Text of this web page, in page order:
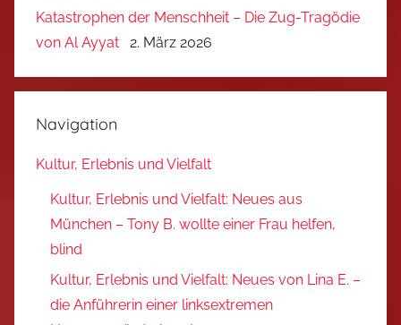
Katastrophen der Menschheit – Die Zug-Tragödie
von Al Ayyat
2. März 2026
Navigation
Kultur, Erlebnis und Vielfalt
Kultur, Erlebnis und Vielfalt: Neues aus
München – Tony B. wollte einer Frau helfen,
blind
Kultur, Erlebnis und Vielfalt: Neues von Lina E. –
die Anführerin einer linksextremen